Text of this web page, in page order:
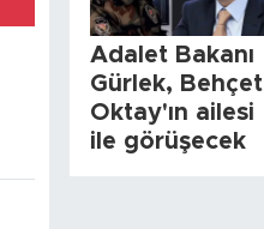
Adalet Bakanı
Gürlek, Behçet
Oktay'ın ailesi
ile görüşecek